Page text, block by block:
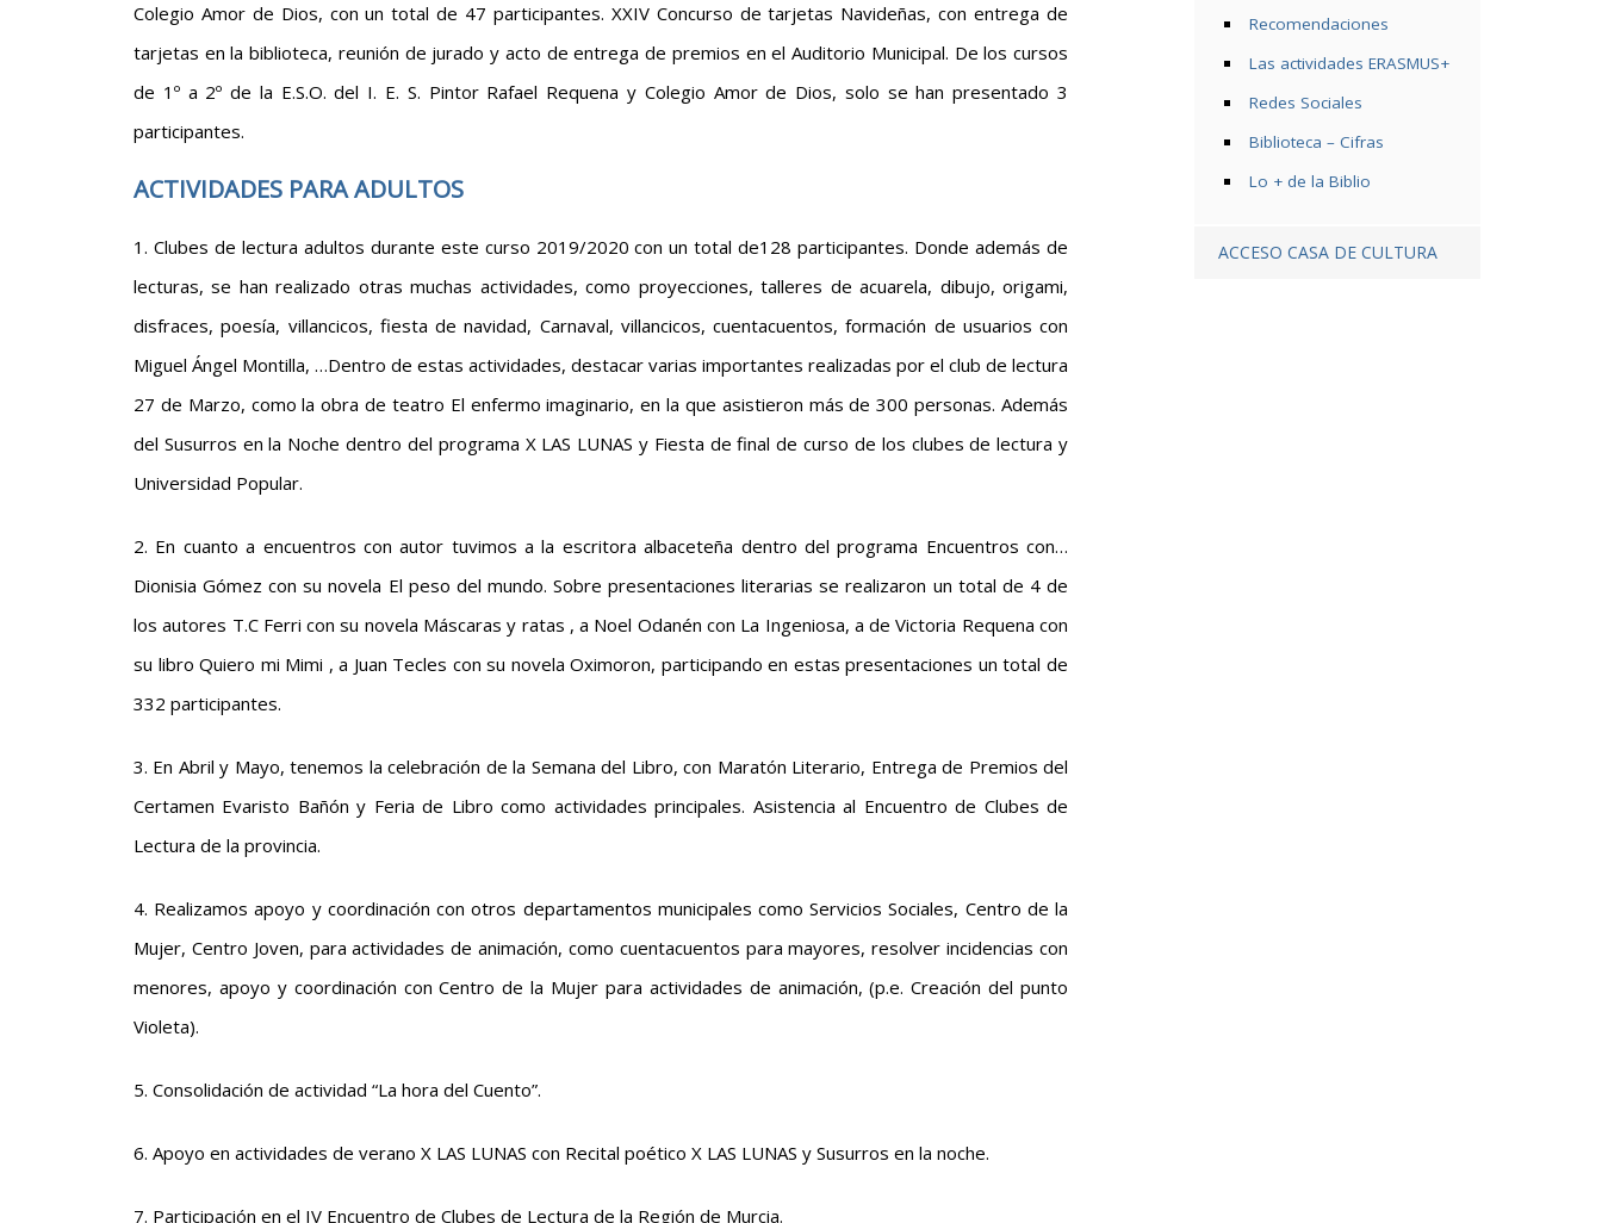
Colegio Amor de Dios, con un total de 47 participantes. XXIV Concurso de tarjetas Navideñas, con entrega de
tarjetas en la biblioteca, reunión de jurado y acto de entrega de premios en el Auditorio Municipal. De los cursos
de 1º a 2º de la E.S.O. del I. E. S. Pintor Rafael Requena y Colegio Amor de Dios, solo se han presentado 3
participantes.
ACTIVIDADES PARA ADULTOS
1. Clubes de lectura adultos durante este curso 2019/2020 con un total de128 participantes. Donde además de
lecturas, se han realizado otras muchas actividades, como proyecciones, talleres de acuarela, dibujo, origami,
disfraces, poesía, villancicos, fiesta de navidad, Carnaval, villancicos, cuentacuentos, formación de usuarios con
Miguel Ángel Montilla, …Dentro de estas actividades, destacar varias importantes realizadas por el club de lectura
27 de Marzo, como la obra de teatro El enfermo imaginario, en la que asistieron más de 300 personas. Además
del Susurros en la Noche dentro del programa X LAS LUNAS y Fiesta de final de curso de los clubes de lectura y
Universidad Popular.
2. En cuanto a encuentros con autor tuvimos a la escritora albaceteña dentro del programa Encuentros con…
Dionisia Gómez con su novela El peso del mundo. Sobre presentaciones literarias se realizaron un total de 4 de
los autores T.C Ferri con su novela Máscaras y ratas , a Noel Odanén con La Ingeniosa, a de Victoria Requena con
su libro Quiero mi Mimi , a Juan Tecles con su novela Oximoron, participando en estas presentaciones un total de
332 participantes.
3. En Abril y Mayo, tenemos la celebración de la Semana del Libro, con Maratón Literario, Entrega de Premios del
Certamen Evaristo Bañón y Feria de Libro como actividades principales. Asistencia al Encuentro de Clubes de
Lectura de la provincia.
4. Realizamos apoyo y coordinación con otros departamentos municipales como Servicios Sociales, Centro de la
Mujer, Centro Joven, para actividades de animación, como cuentacuentos para mayores, resolver incidencias con
menores, apoyo y coordinación con Centro de la Mujer para actividades de animación, (p.e. Creación del punto
Violeta).
5. Consolidación de actividad “La hora del Cuento”.
6. Apoyo en actividades de verano X LAS LUNAS con Recital poético X LAS LUNAS y Susurros en la noche.
7. Participación en el IV Encuentro de Clubes de Lectura de la Región de Murcia.
Recomendaciones
Las actividades ERASMUS+
Redes Sociales
Biblioteca – Cifras
Lo + de la Biblio
ACCESO CASA DE CULTURA